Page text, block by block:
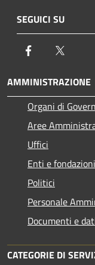
SEGUICI SU
Facebook
AMMINISTRAZIONE
Organi di
Aree
Uffici
Enti e fondazioni
Politici
Personale
Documenti e
CATEGORIE DI